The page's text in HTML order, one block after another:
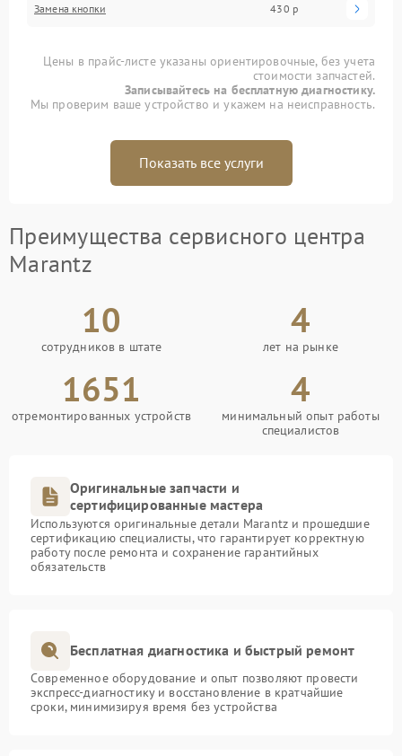
Замена кнопки 430 р
Цены в прайс-листе указаны ориентировочные, без учета
стоимости запчастей.
Записывайтесь на бесплатную диагностику.
Мы проверим ваше устройство и укажем на неисправность.
Показать все услуги
Преимущества сервисного центра
Marantz
10
сотрудников в штате
4
лет на рынке
1651
отремонтированных устройств
4
минимальный опыт работы
специалистов
Оригинальные запчасти и
сертифицированные мастера
Используются оригинальные детали Marantz и прошедшие
сертификацию специалисты, что гарантирует корректную
работу после ремонта и сохранение гарантийных
обязательств
Бесплатная диагностика и быстрый ремонт
Современное оборудование и опыт позволяют провести
экспресс-диагностику и восстановление в кратчайшие
сроки, минимизируя время без устройства